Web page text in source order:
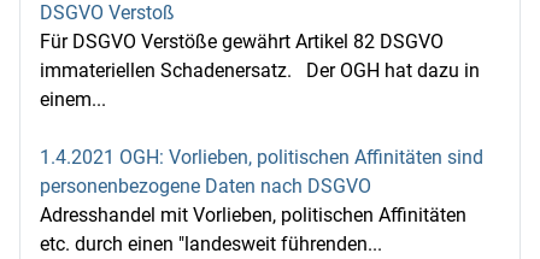
DSGVO Verstoß
Für DSGVO Verstöße gewährt Artikel 82 DSGVO
immateriellen Schadenersatz. Der OGH hat dazu in
einem...
1.4.2021 OGH: Vorlieben, politischen Affinitäten sind
personenbezogene Daten nach DSGVO
Adresshandel mit Vorlieben, politischen Affinitäten
etc. durch einen "landesweit führenden...